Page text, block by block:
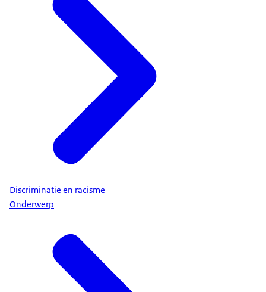
Discriminatie en racisme
Onderwerp